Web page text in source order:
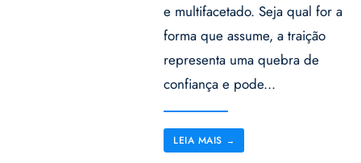
e multifacetado. Seja qual for a
forma que assume, a traição
representa uma quebra de
confiança e pode...
LEIA MAIS →